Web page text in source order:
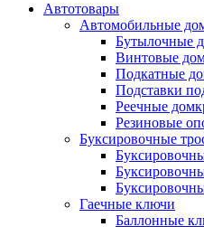
Автотовары
Автомобильные
Бутылочные
Винтовые
Подкатные
Подставки
Реечные
Резиновые
Буксировочные
Гаечные ключи
Баллонные